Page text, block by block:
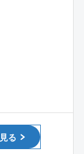
単位有給休
業員が健
をより一
、創業者の
リフォー
メーカーの
、創業者の
士の資格を
る